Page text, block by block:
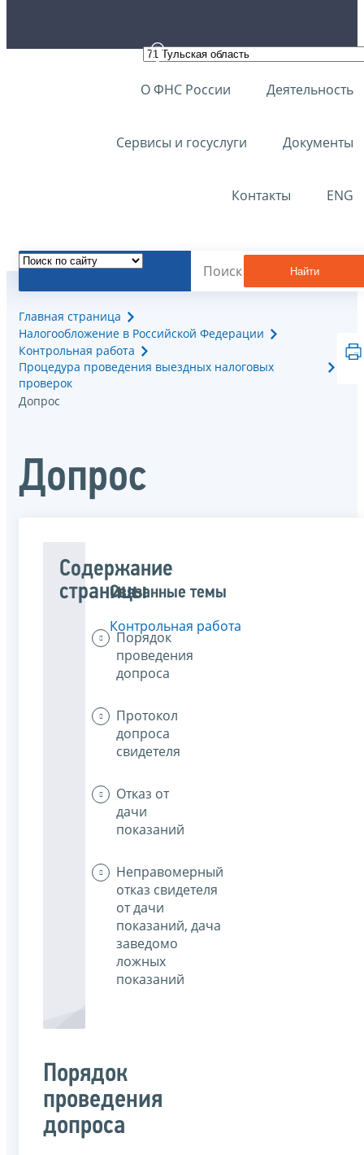
О ФНС России Деятельность
Сервисы и госуслуги Документы
Контакты ENG
Найти
Главная страница
Налогообложение в Российской Федерации
Контрольная работа
Процедура проведения выездных налоговых
проверок
Допрос
Допрос
Содержание
страницы
Порядок
проведения
допроса
Протокол
допроса
свидетеля
Отказ от
дачи
показаний
Неправомерный
отказ свидетеля
от дачи
показаний, дача
заведомо
ложных
показаний
Порядок
проведения
допроса
Связанные темы
Контрольная работа